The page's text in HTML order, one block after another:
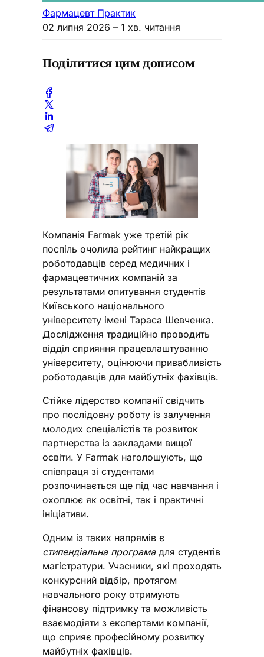
Фармацевт Практик
02 липня 2026 – 1 хв. читання
Поділитися цим дописом
Компанія Farmak уже третій рік
поспіль очолила рейтинг найкращих
роботодавців серед медичних і
фармацевтичних компаній за
результатами опитування студентів
Київського національного
університету імені Тараса Шевченка.
Дослідження традиційно проводить
відділ сприяння працевлаштуванню
університету, оцінюючи привабливість
роботодавців для майбутніх фахівців.
Стійке лідерство компанії свідчить
про послідовну роботу із залучення
молодих спеціалістів та розвиток
партнерства із закладами вищої
освіти. У Farmak наголошують, що
співпраця зі студентами
розпочинається ще під час навчання і
охоплює як освітні, так і практичні
ініціативи.
Одним із таких напрямів є
стипендіальна програмадля студентів
магістратури. Учасники, які проходять
конкурсний відбір, протягом
навчального року отримують
фінансову підтримку та можливість
взаємодіяти з експертами компанії,
що сприяє професійному розвитку
майбутніх фахівців.